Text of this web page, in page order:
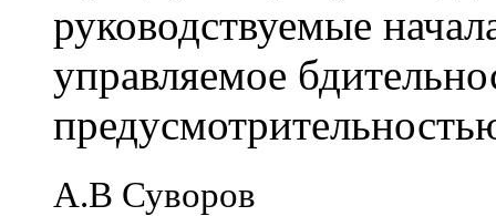
руководствуемые
управляемое
А.В Суворов